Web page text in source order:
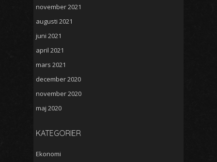
november 2021
augusti 2021
juni 2021
april 2021
mars 2021
december 2020
november 2020
maj 2020
KATEGORIER
Ekonomi